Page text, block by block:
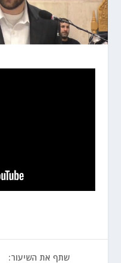
שתף את השיעור: